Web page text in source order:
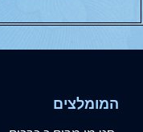
המומלצים